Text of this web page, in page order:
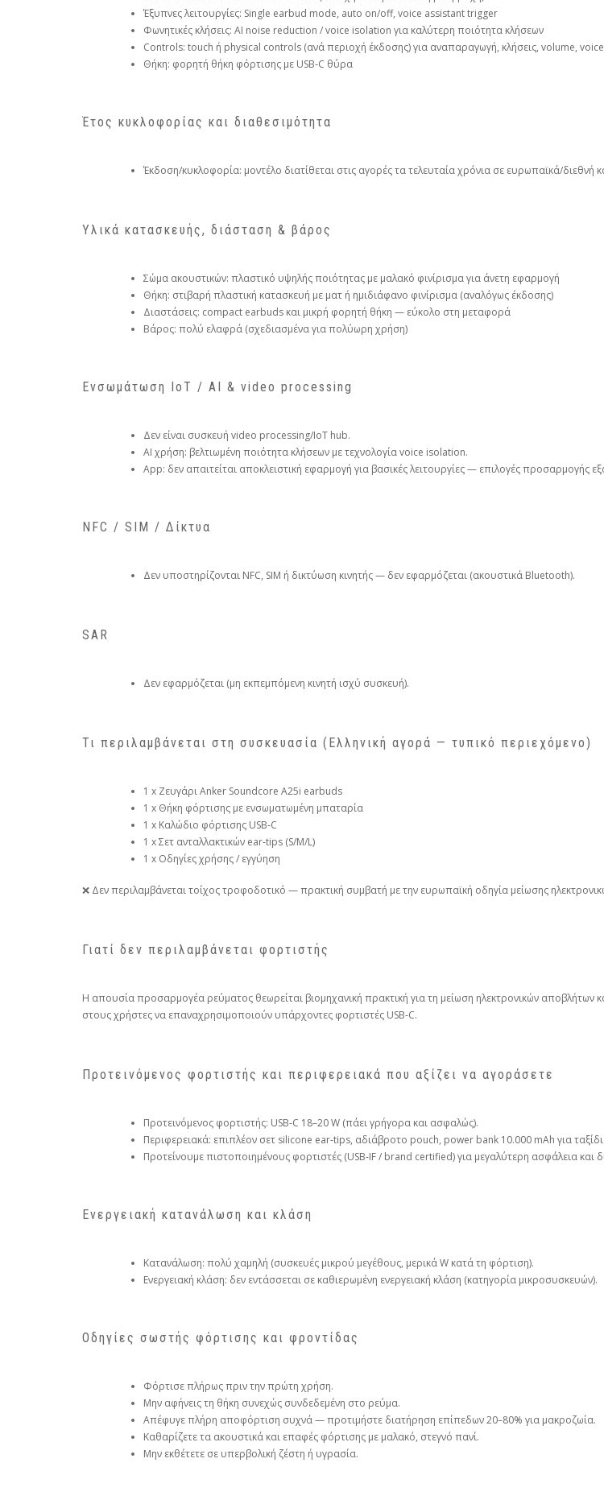
Έξυπνες λειτουργίες: Single earbud mode, auto on/off, voice assistant trigger
Φωνητικές κλήσεις: AI noise reduction / voice isolation για καλύτερη ποιότητα κλήσεων
Controls: touch ή physical controls (ανά περιοχή έκδοσης) για αναπαραγωγή, κλήσεις, volume,
Θήκη: φορητή θήκη φόρτισης με USB‑C θύρα
Έτος κυκλοφορίας και διαθεσιμότητα
Έκδοση/κυκλοφορία: μοντέλο διατίθεται στις αγορές τα τελευταία χρόνια σε ευρωπαϊκά/
Υλικά κατασκευής, διάσταση & βάρος
Σώμα ακουστικών: πλαστικό υψηλής ποιότητας με μαλακό φινίρισμα για άνετη εφαρμογή
Θήκη: στιβαρή πλαστική κατασκευή με ματ ή ημιδιάφανο φινίρισμα (αναλόγως έκδοσης)
Διαστάσεις: compact earbuds και μικρή φορητή θήκη — εύκολο στη μεταφορά
Βάρος: πολύ ελαφρά (σχεδιασμένα για πολύωρη χρήση)
Ενσωμάτωση IoT / AI & video processing
Δεν είναι συσκευή video processing/IoT hub.
AI χρήση: βελτιωμένη ποιότητα κλήσεων με τεχνολογία voice isolation.
App: δεν απαιτείται αποκλειστική εφαρμογή για βασικές λειτουργίες — επιλογές προσαρμογής
NFC / SIM / Δίκτυα
Δεν υποστηρίζονται NFC, SIM ή δικτύωση κινητής — δεν εφαρμόζεται (ακουστικά Bluetooth).
SAR
Δεν εφαρμόζεται (μη εκπεμπόμενη κινητή ισχύ συσκευή).
Τι περιλαμβάνεται στη συσκευασία (Ελληνική αγορά — τυπικό περιεχόμενο)
1 x Ζευγάρι Anker Soundcore A25i earbuds
1 x Θήκη φόρτισης με ενσωματωμένη μπαταρία
1 x Καλώδιο φόρτισης USB‑C
1 x Σετ ανταλλακτικών ear‑tips (S/M/L)
1 x Οδηγίες χρήσης / εγγύηση
❌ Δεν περιλαμβάνεται τοίχoς τροφοδοτικό — πρακτική συμβατή με την ευρωπαϊκή οδηγία μείωσης
Γιατί δεν περιλαμβάνεται φορτιστής
Η απουσία προσαρμογέα ρεύματος θεωρείται βιομηχανική πρακτική για τη μείωση ηλεκτρονικών αποβλήτων
στους χρήστες να επαναχρησιμοποιούν υπάρχοντες φορτιστές USB‑C.
Προτεινόμενος φορτιστής και περιφερειακά που αξίζει να αγοράσετε
Προτεινόμενος φορτιστής: USB‑C 18–20 W (πάει γρήγορα και ασφαλώς).
Περιφερειακά: επιπλέον σετ silicone ear‑tips, αδιάβροτο pouch, power bank 10.000 mAh για
Προτείνουμε πιστοποιημένους φορτιστές (USB‑IF / brand certified) για μεγαλύτερη ασφάλεια και
Ενεργειακή κατανάλωση και κλάση
Κατανάλωση: πολύ χαμηλή (συσκευές μικρού μεγέθους, μερικά W κατά τη φόρτιση).
Ενεργειακή κλάση: δεν εντάσσεται σε καθιερωμένη ενεργειακή κλάση (κατηγορία μικροσυσκευών).
Οδηγίες σωστής φόρτισης και φροντίδας
Φόρτισε πλήρως πριν την πρώτη χρήση.
Μην αφήνεις τη θήκη συνεχώς συνδεδεμένη στο ρεύμα.
Απέφυγε πλήρη αποφόρτιση συχνά — προτιμήστε διατήρηση επίπεδων 20–80% για μακροζωία.
Καθαρίζετε τα ακουστικά και επαφές φόρτισης με μαλακό, στεγνό πανί.
Μην εκθέτετε σε υπερβολική ζέστη ή υγρασία.